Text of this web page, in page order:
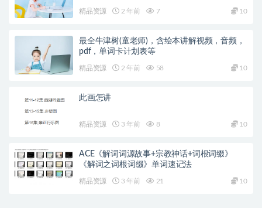
精品资源 2 年前 7 10
最全牛津树(童老师)，含绘本讲解视频，音频，
pdf，单词卡计划表等
精品资源 2 年前 58 10
此画怎讲
精品资源 3 年前 8 10
ACE《解词词源故事+宗教神话+词根词缀》
《解词之词根词缀》单词速记法
精品资源 3 年前 21 10